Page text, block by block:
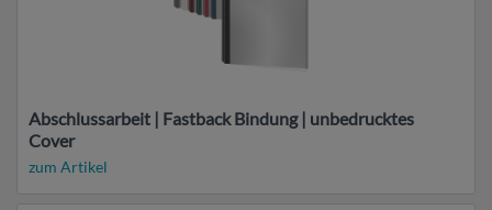
Abschlussarbeit | Fastback Bindung | unbedrucktes
Cover
zum Artikel